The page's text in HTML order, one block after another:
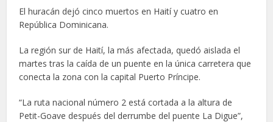
El huracán dejó cinco muertos en Haití y cuatro en
República Dominicana.
La región sur de Haití, la más afectada, quedó aislada el
martes tras la caída de un puente en la única carretera que
conecta la zona con la capital Puerto Príncipe.
“La ruta nacional número 2 está cortada a la altura de
Petit-Goave después del derrumbe del puente La Digue”,